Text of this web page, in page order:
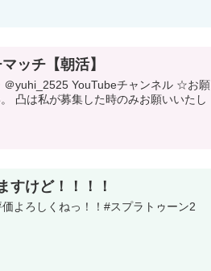
ッチ【朝活】
＠yuhi_2525 YouTubeチャンネル ☆お願
凸は私が募集した時のみお願いいたし
すけど！！！！
よろしくねっ！！ ​​​​​​ ​ #スプラトゥーン2​​​​​​​​​​​​​​​​